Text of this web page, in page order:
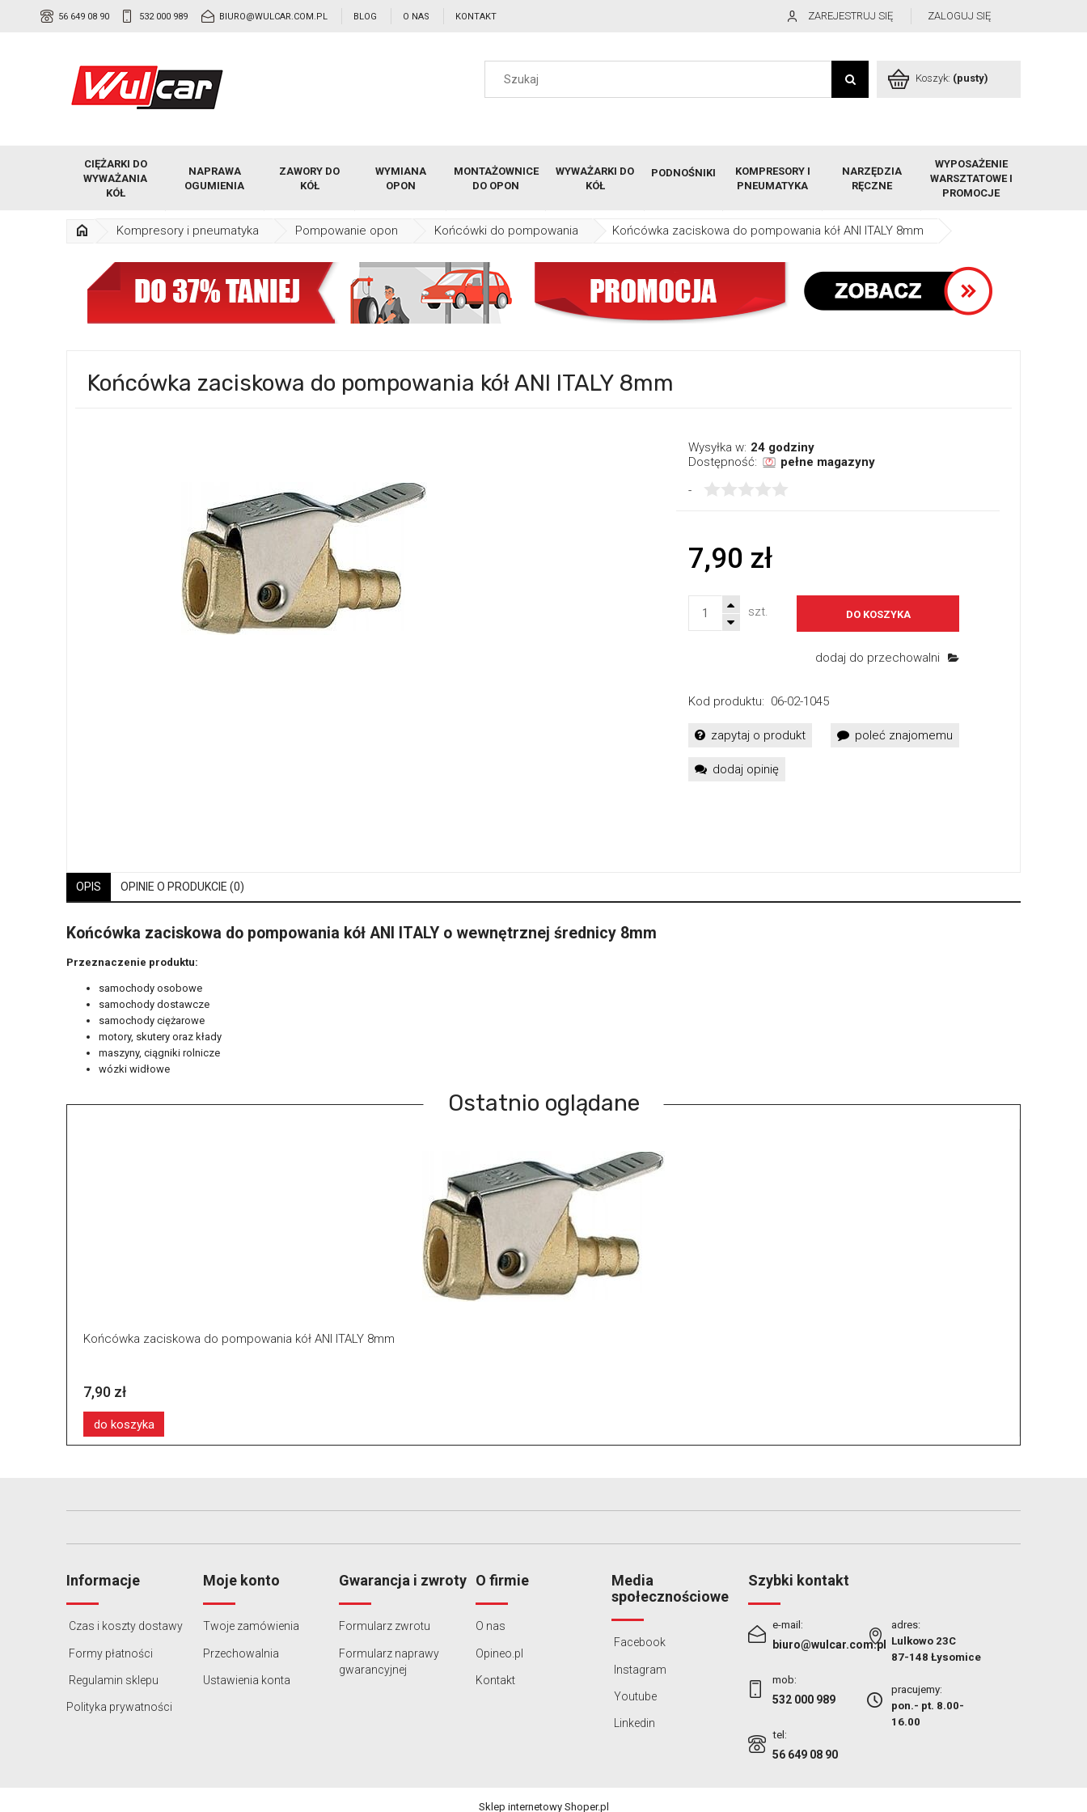
56 649 08 90 532 000 989 BIURO@WULCAR.COM.PL BLOG O NAS KONTAKT ZAREJESTRUJ SIĘ ZALOGUJ SIĘ
Koszyk: (pusty)
CIĘŻARKI DO
WYWAŻANIA
KÓŁ
NAPRAWA
OGUMIENIA
ZAWORY DO
KÓŁ
WYMIANA
OPON
MONTAŻOWNICE
DO OPON
WYWAŻARKI DO
KÓŁ
PODNOŚNIKI
KOMPRESORY I
PNEUMATYKA
NARZĘDZIA
RĘCZNE
WYPOSAŻENIE
WARSZTATOWE I
PROMOCJE
Kompresory i pneumatyka Pompowanie opon Końcówki do pompowania Końcówka zaciskowa do pompowania kół ANI ITALY 8mm
Końcówka zaciskowa do pompowania kół ANI ITALY 8mm
Wysyłka w: 24 godziny
Dostępność:
pełne magazyny
-
7,90 zł
szt. DO KOSZYKA
dodaj do przechowalni
Kod produktu: 06-02-1045
zapytaj o produkt poleć znajomemu
dodaj opinię
OPIS OPINIE O PRODUKCIE (0)
Końcówka zaciskowa do pompowania kół ANI ITALY o wewnętrznej średnicy 8mm
Przeznaczenie produktu:
samochody osobowe
samochody dostawcze
samochody ciężarowe
motory, skutery oraz kłady
maszyny, ciągniki rolnicze
wózki widłowe
Ostatnio oglądane
Końcówka zaciskowa do pompowania kół ANI ITALY 8mm
7,90 zł
do koszyka
Informacje
Czas i koszty dostawy
Formy płatności
Regulamin sklepu
Polityka prywatności
Moje konto
Twoje zamówienia
Przechowalnia
Ustawienia konta
Gwarancja i zwroty
Formularz zwrotu
Formularz naprawy
gwarancyjnej
O firmie
O nas
Opineo.pl
Kontakt
Media
społecznościowe
Facebook
Instagram
Youtube
Linkedin
Szybki kontakt
e-mail:
biuro@wulcar.com.pl
mob:
532 000 989
tel:
56 649 08 90
adres:
Lulkowo 23C
87-148 Łysomice
pracujemy:
pon.- pt. 8.00-
16.00
Sklep internetowy Shoper.pl